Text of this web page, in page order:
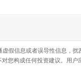
假信息或者误导性信息，
您构成任何投资建议。用